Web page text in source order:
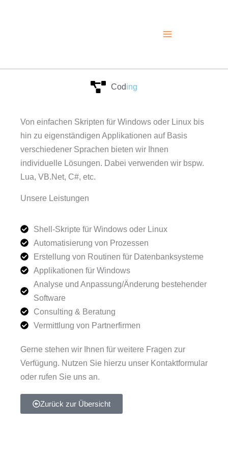
Coding
Von einfachen Skripten für Windows oder Linux bis
hin zu eigenständigen Applikationen auf Basis
verschiedener Sprachen bieten wir Ihnen
individuelle Lösungen. Dabei verwenden wir bspw.
Lua, VB.Net, C#, etc.
Unsere Leistungen
Shell-Skripte für Windows oder Linux
Automatisierung von Prozessen
Erstellung von Routinen für Datenbanksysteme
Applikationen für Windows
Analyse und Anpassung/Änderung bestehender
Software
Consulting & Beratung
Vermittlung von Partnerfirmen
Gerne stehen wir Ihnen für weitere Fragen zur
Verfügung. Nutzen Sie hierzu unser Kontaktformular
oder rufen Sie uns an.
Zurück zur Übersicht